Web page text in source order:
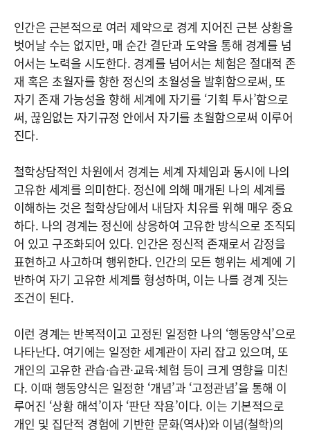
인간은 근본적으로 여러 제약으로 경계 지어진 근본 상황을
벗어날 수는 없지만, 매 순간 결단과 도약을 통해 경계를 넘
어서는 노력을 시도한다. 경계를 넘어서는 체험은 절대적 존
재 혹은 초월자를 향한 정신의 초월성을 발휘함으로써, 또
자기 존재 가능성을 향해 세계에 자기를 ‘기획 투사’함으로
써, 끊임없는 자기규정 안에서 자기를 초월함으로써 이루어
진다.
철학상담적인 차원에서 경계는 세계 자체임과 동시에 나의
고유한 세계를 의미한다. 정신에 의해 매개된 나의 세계를
이해하는 것은 철학상담에서 내담자 치유를 위해 매우 중요
하다. 나의 경계는 정신에 상응하여 고유한 방식으로 조직되
어 있고 구조화되어 있다. 인간은 정신적 존재로서 감정을
표현하고 사고하며 행위한다. 인간의 모든 행위는 세계에 기
반하여 자기 고유한 세계를 형성하며, 이는 나를 경계 짓는
조건이 된다.
이런 경계는 반복적이고 고정된 일정한 나의 ‘행동양식’으로
나타난다. 여기에는 일정한 세계관이 자리 잡고 있으며, 또
개인의 고유한 관습·습관·교육·체험 등이 크게 영향을 미친
다. 이때 행동양식은 일정한 ‘개념’과 ‘고정관념’을 통해 이
루어진 ‘상황 해석’이자 ‘판단 작용’이다. 이는 기본적으로
개인 및 집단적 경험에 기반한 문화(역사)와 이념(철학)의